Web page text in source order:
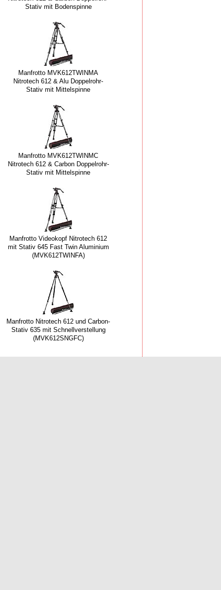
Stativ mit Bodenspinne
Manfrotto MVK612TWINMA
Nitrotech 612 & Alu Doppelrohr-
Stativ mit Mittelspinne
Manfrotto MVK612TWINMC
Nitrotech 612 & Carbon Doppelrohr-
Stativ mit Mittelspinne
Manfrotto Videokopf Nitrotech 612
mit Stativ 645 Fast Twin Aluminium
(MVK612TWINFA)
Manfrotto Nitrotech 612 und Carbon-
Stativ 635 mit Schnellverstellung
(MVK612SNGFC)